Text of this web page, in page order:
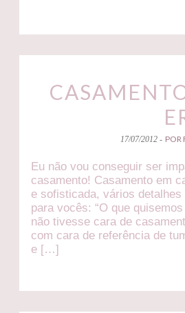
17/07/2012 - POR
Eu não vou conseguir ser
casamento! Casamento em
e sofisticada, vários
para vocês: “O que
não tivesse cara de
com cara de referência de
e […]